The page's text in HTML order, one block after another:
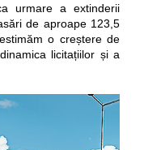
urmare a extinderii
de aproape 123,5
o creștere de
licitațiilor și a